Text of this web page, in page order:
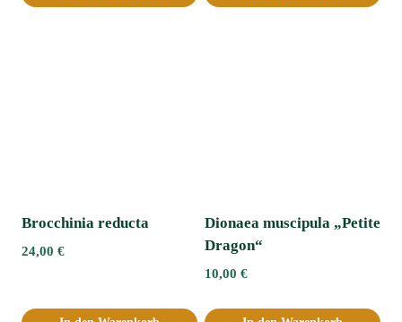
Brocchinia reducta
24,00 €
Dionaea muscipula „Petite
Dragon“
10,00 €